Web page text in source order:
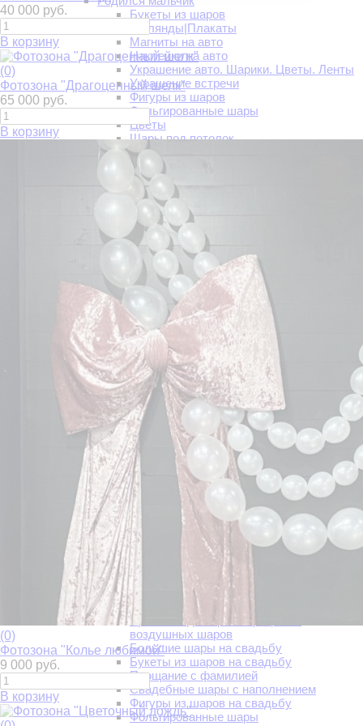
Букеты из шаров
Гирлянды|Плакаты
Магниты на авто
Наклейки на авто
Украшение авто. Шарики. Цветы. Ленты
Украшение встречи
Фигуры из шаров
Фольгированные шары
Цветы
Шары под потолок
Украшение шарами
Украшение на встречу двойни
Украшение на встречу девочки
Украшение на встречу мальчика
Свадьба
Букеты на свидание
Воздушные шары на свидание
Подарки на свидание
Романтические примеры украшения
Шары и украшения на Хеллоуин
Новый год
Воздушные шары
Новогодние венки
Новогодние декорации
Новогодние елки
Новогодние композиции
Фигуры из шаров на Новый Год
Тортики
Ассорти подарков
Букеты из конфет и сладкие подарки
Игрушки
Конфеты и шоколад
Коробочки с макарунс и сладостями
Открытки
Подарки на Новый год
Подарки с юмором
Растяжки|Плакаты|Наклейки
Украшение
Оформление входной группы
Оформление свадьбы
Выездная регистрация
Оформление воздушными шарами
Арки выездной регистрации из
воздушных шаров
Большие шары на свадьбу
Букеты из шаров на свадьбу
Прощание с фамилией
Свадебные шары с наполнением
Фигуры из шаров на свадьбу
Фольгированные шары
40 000 руб.
В корзину
(0)
Фотозона "Драгоценный шелк"
65 000 руб.
В корзину
(0)
Фотозона "Колье любимой"
9 000 руб.
В корзину